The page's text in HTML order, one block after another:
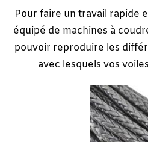
Pour faire un travail rapide
équipé de machines à
pouvoir reproduire les
avec lesquels vos